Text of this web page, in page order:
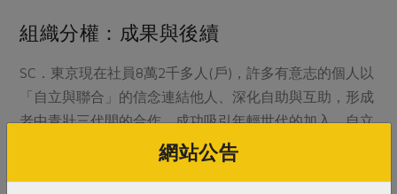
組織分權：成果與後續
SC．東京現在社員8萬2千多人(戶)，許多有意志的個人以
「自立與聯合」的信念連結他人、深化自助與互助，形成
老中青壯三代間的合作，成功吸引年輕世代的加入。自立
與聯合也擴展為地區生協之間、與聯合社或與地區其他組
網站公告